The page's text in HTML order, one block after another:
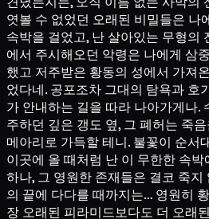
엿볼 수 없었던 오래된 비밀들은 나
속박을 걸었고, 난 살아있는 무형의
에서 주시해오던 악령은 나에게 삼
했고 저주받은 황동의 성에서 가져
었다네. 공포조차 그대의 탐욕과 호
가 안내하는 길을 따라 나아가게나.
주하던 깊은 갱도 옆, 그 폐허는 죽
메아리로 가득할 테니. 불꽃이 순서
이곳에 올 때처럼 난 이 무한한 속
하나, 그 영원한 존재들은 결코 죽지
의 끝에 다다를 때까지는… 영원히
장 오래된 피라미드보다도 더 오래